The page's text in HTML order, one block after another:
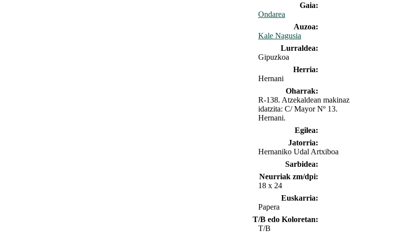
Gaia:
Ondarea
Auzoa:
Kale Nagusia
Lurraldea:
Gipuzkoa
Herria:
Hernani
Oharrak:
R-138. Atzekaldean makinaz
idatzita: C/ Mayor Nº 13.
Hernani.
Egilea:
Jatorria:
Hernaniko Udal Artxiboa
Sarbidea:
Neurriak zm/dpi:
18 x 24
Euskarria:
Papera
T/B edo Koloretan:
T/B